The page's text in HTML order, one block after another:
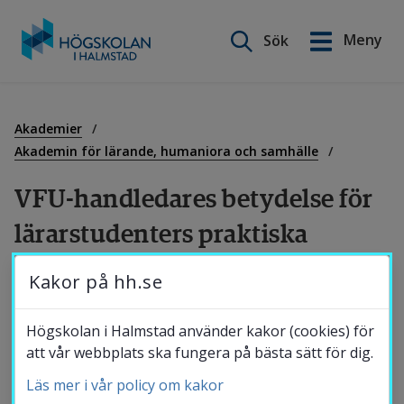
innehåll
Sök
Meny
Akademier
Akademin för lärande, humaniora och samhälle
VFU-handledares betydelse för
lärarstudenters praktiska
yrkeskunnande
Den verksamhetsförlagda utbildningen, VFU,
är en viktig del av lärarstudenternas tid på
Högskolan i Halmstad. I en ny bok visar
English
Utbildning
Forskning
Samverkan
Om Högskolan
Kakor på hh.se
Högskolan i Halmstad använder kakor (cookies) för
att vår webbplats ska fungera på bästa sätt för dig.
Läs mer i vår policy om kakor